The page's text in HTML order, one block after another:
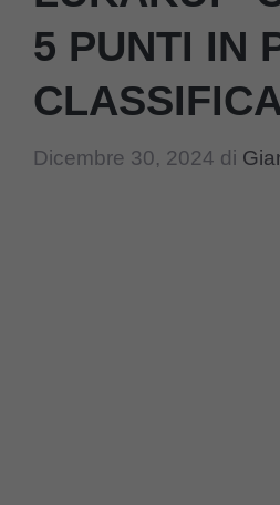
5 PUNTI IN
Dicembre 30, 2024 di